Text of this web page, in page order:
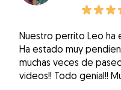
Nuestro perrito Leo ha
Ha estado muy
muchas veces de
videos!! Todo genial!!